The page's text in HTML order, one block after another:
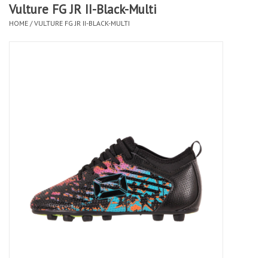
CLUBSHOPS
Vulture FG JR II-Black-Multi
HOME /VULTURE FG JR II-BLACK-MULTI